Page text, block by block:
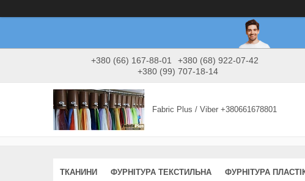
+380 (66) 167-88-01
+380 (68) 922-07-42
+380 (99) 707-18-14
Fabric Plus / Viber +380661678801
ТКАНИНИ ФУРНІТУРА ТЕКСТИЛЬНА ФУРНІТУРА